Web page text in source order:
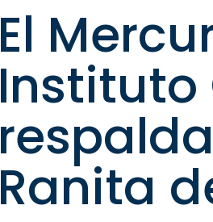
El
Instituto
Ranita